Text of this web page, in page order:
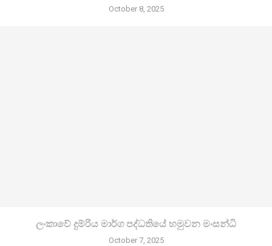
October 8, 2025
ලංකාවේ දුම්රිය මාර්ග පද්ධතියේ හමුවන මංසන්ධි
October 7, 2025